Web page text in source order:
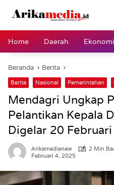
Home
Daerah Ekonomi
Beranda Berita
Berita Nasional Pemerintahan
Mendagri Ungkap
Pelantikan Kepala
Digelar 20
Arikamedianew
2 Min
Februari 4, 2025